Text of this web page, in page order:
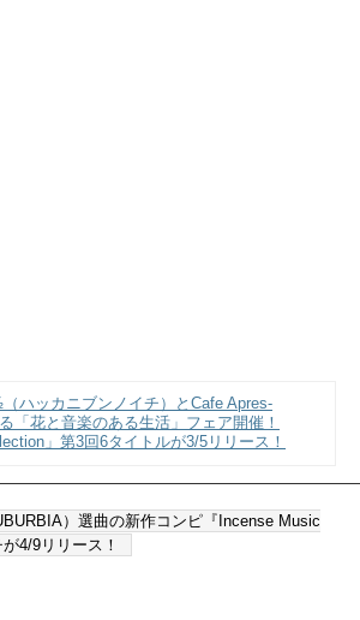
ハッカニブンノイチ）とCafe Apres-
「花と音楽のある生活」フェア開催！
」第3回6タイトルが3/5リリース！
）選曲の新作コンピ『Incense Music
4/9リリース！